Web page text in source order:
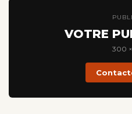
VOTRE
300